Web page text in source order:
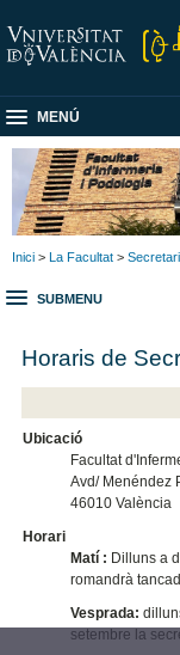
MENÚ
Inici > La Facultat >
SUBMENU
Horaris de
Ubicació
Facultat
Avd/ Menéndez
46010 València
Horari
Matí : Dilluns a
romandrà
Vesprada:
setembre la